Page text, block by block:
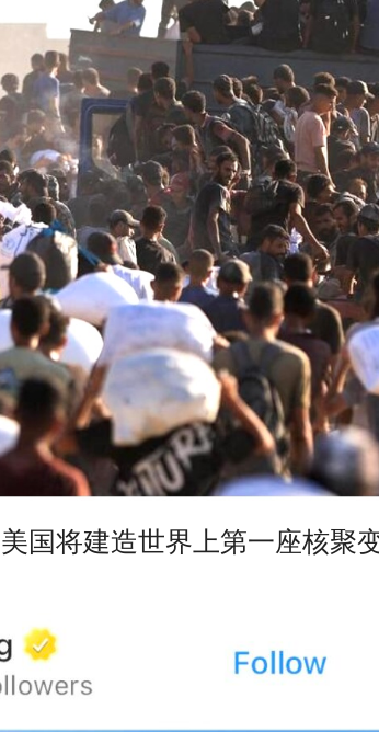
美国将建造世界上第一座核聚